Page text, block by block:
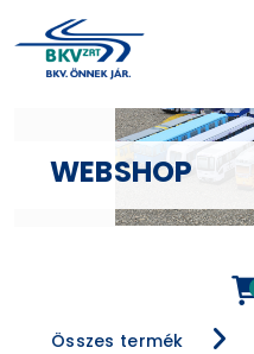
WEBSHOP
Összes termék